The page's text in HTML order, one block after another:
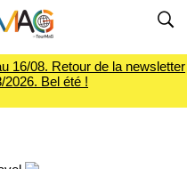
16/08. Retour de la newsletter
2026. Bel été !